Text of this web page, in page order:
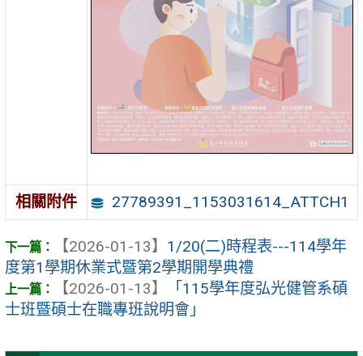
相關附件 27789391_1153031614_ATTCH1
【2026-01-13】 1/20(二)時程表---114學年
度第1學期休業式暨第2學期開學典禮
【2026-01-13】
「115學年度弘光健管系碩
士班暨碩士在職專班說明會」